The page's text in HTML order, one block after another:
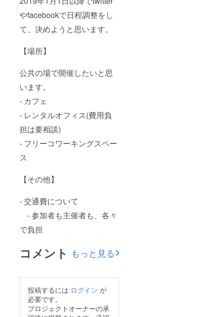
やfacebookで日程調整をし
て、決めようと思います。
【場所】
公共の場で開催したいと思
います。
- カフェ
- レンタルオフィス(費用負
担は要相談)
- フリーコワーキングスペー
ス
【その他】
- 交通費について
- 参加者も主催者も、各々
で負担
コメント もっと見る
投稿するには ログイン が
必要です。
プロジェクトオーナーの承